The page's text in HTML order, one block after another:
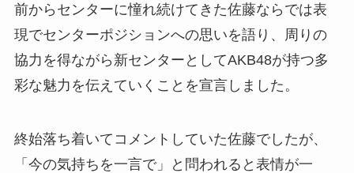
前からセンターに憧れ続けてきた佐藤ならでは表
現でセンターポジションへの思いを語り、周りの
協力を得ながら新センターとしてAKB48が持つ多
彩な魅力を伝えていくことを宣言しました。
終始落ち着いてコメントしていた佐藤でしたが、
「今の気持ちを一言で」と問われると表情が一